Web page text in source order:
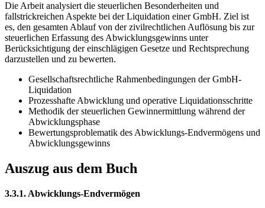
Die Arbeit analysiert die steuerlichen Besonderheiten und
fallstrickreichen Aspekte bei der Liquidation einer GmbH. Ziel ist
es, den gesamten Ablauf von der zivilrechtlichen Auflösung bis zur
steuerlichen Erfassung des Abwicklungsgewinns unter
Berücksichtigung der einschlägigen Gesetze und Rechtsprechung
darzustellen und zu bewerten.
Gesellschaftsrechtliche Rahmenbedingungen der GmbH-
Liquidation
Prozesshafte Abwicklung und operative Liquidationsschritte
Methodik der steuerlichen Gewinnermittlung während der
Abwicklungsphase
Bewertungsproblematik des Abwicklungs-Endvermögens und
Abwicklungsgewinns
Auszug aus dem Buch
3.3.1. Abwicklungs-Endvermögen